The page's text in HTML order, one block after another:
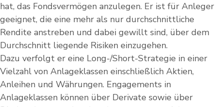
hat, das Fondsvermögen anzulegen. Er ist für Anleger
geeignet, die eine mehr als nur durchschnittliche
Rendite anstreben und dabei gewillt sind, über dem
Durchschnitt liegende Risiken einzugehen.
Dazu verfolgt er eine Long-/Short-Strategie in einer
Vielzahl von Anlageklassen einschließlich Aktien,
Anleihen und Währungen. Engagements in
Anlageklassen können über Derivate sowie über